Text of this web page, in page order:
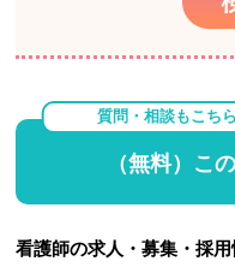
質問・相談もこち
（無料）こ
看護師の求人・募集・採用